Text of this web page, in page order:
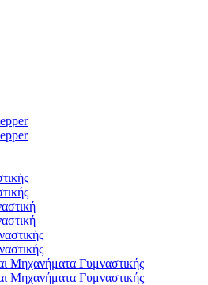
Μηχανήματα Γυμναστικής
Μηχανήματα Γυμναστικής